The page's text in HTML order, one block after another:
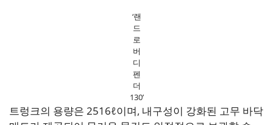
‘랜
드
로
버
디
펜
더
130’
트렁크의 용량은 2516ℓ이며, 내구성이 강화된 고무 바닥